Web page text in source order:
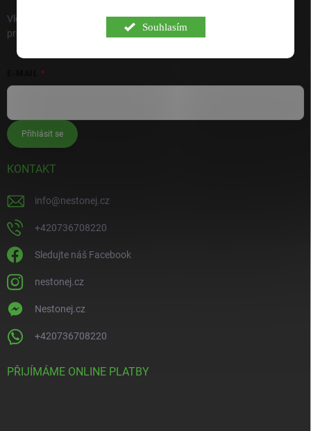
Souhlasím
Vložte svůj e-mail a my vám budeme zasílat informace o nových
produktech na našem e-shopu.
Přihlásit se
KONTAKT
info@nestonej.cz
+420736708220
Sledujte náš Facebook
nestonej.cz
Nestonej.cz
+420736708220
PŘIJÍMÁME ONLINE PLATBY